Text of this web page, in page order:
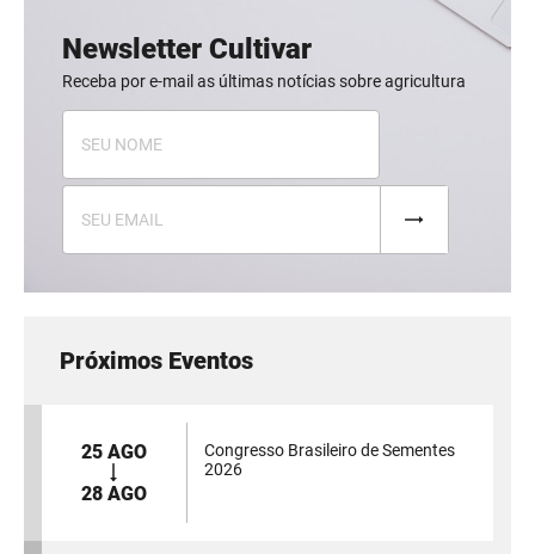
Newsletter Cultivar
Receba por e-mail as últimas notícias sobre agricultura
Próximos Eventos
25 AGO
28 AGO
Congresso Brasileiro de Sementes
2026